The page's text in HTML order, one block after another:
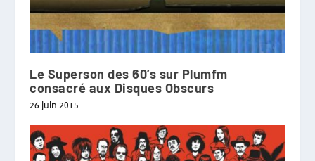
Le Superson des 60’s sur Plumfm
consacré aux Disques Obscurs
26 juin 2015